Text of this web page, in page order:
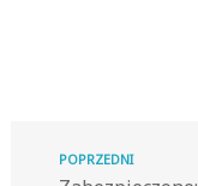
POPRZEDNI